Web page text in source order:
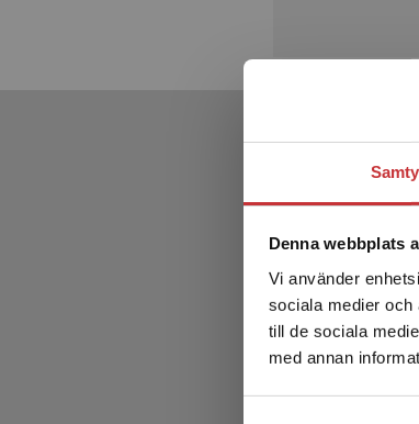
Denna webbplats
Vi använder
sociala medier och
till de sociala
med annan